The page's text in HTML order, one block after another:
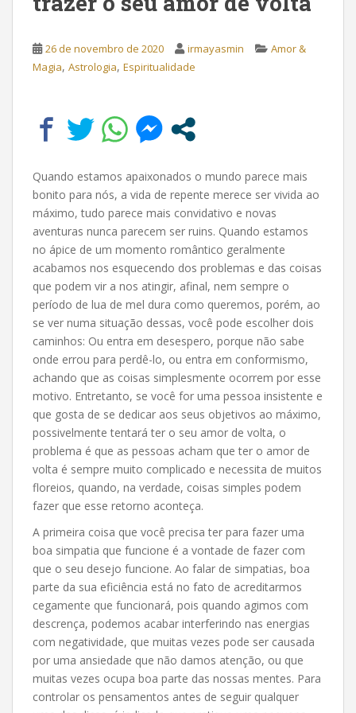
26 de novembro de 2020 irmayasmin
Amor &
Magia, Astrologia, Espiritualidade
Quando estamos apaixonados o mundo parece mais
bonito para nós, a vida de repente merece ser vivida ao
máximo, tudo parece mais convidativo e novas
aventuras nunca parecem ser ruins. Quando estamos
no ápice de um momento romântico geralmente
acabamos nos esquecendo dos problemas e das coisas
que podem vir a nos atingir, afinal, nem sempre o
período de lua de mel dura como queremos, porém, ao
se ver numa situação dessas, você pode escolher dois
caminhos: Ou entra em desespero, porque não sabe
onde errou para perdê-lo, ou entra em conformismo,
achando que as coisas simplesmente ocorrem por esse
motivo. Entretanto, se você for uma pessoa insistente e
que gosta de se dedicar aos seus objetivos ao máximo,
possivelmente tentará ter o seu amor de volta, o
problema é que as pessoas acham que ter o amor de
volta é sempre muito complicado e necessita de muitos
floreios, quando, na verdade, coisas simples podem
fazer que esse retorno aconteça.
A primeira coisa que você precisa ter para fazer uma
boa simpatia que funcione é a vontade de fazer com
que o seu desejo funcione. Ao falar de simpatias, boa
parte da sua eficiência está no fato de acreditarmos
cegamente que funcionará, pois quando agimos com
descrença, podemos acabar interferindo nas energias
com negatividade, que muitas vezes pode ser causada
por uma ansiedade que não damos atenção, ou que
muitas vezes ocupa boa parte das nossas mentes. Para
controlar os pensamentos antes de seguir qualquer